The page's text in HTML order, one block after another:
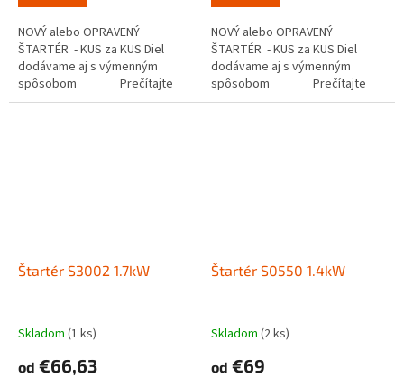
NOVÝ alebo OPRAVENÝ
ŠTARTÉR - KUS za KUS Diel
dodávame aj s výmenným
spôsobom Prečítajte
si ako funguje...
NOVÝ alebo OPRAVENÝ
ŠTARTÉR - KUS za KUS Diel
dodávame aj s výmenným
spôsobom Prečítajte
si ako funguje...
Štartér S3002 1.7kW
Skladom (1 ks)
od €66,63
Štartér S0550 1.4kW
Skladom (2 ks)
od €69